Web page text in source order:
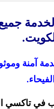
آمنة
في تاكسي